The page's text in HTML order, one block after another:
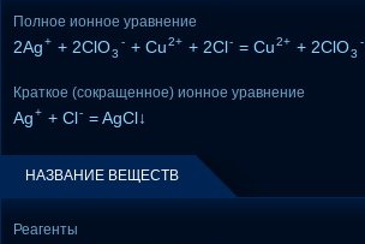
Полное ионное уравнение
2Ag+ + 2ClO3
- + Cu2+ + 2Cl- = Cu2+ + 2ClO3
-
Краткое (сокращенное) ионное уравнение
Ag+ + Cl- = AgCl↓
НАЗВАНИЕ ВЕЩЕСТВ
Реагенты